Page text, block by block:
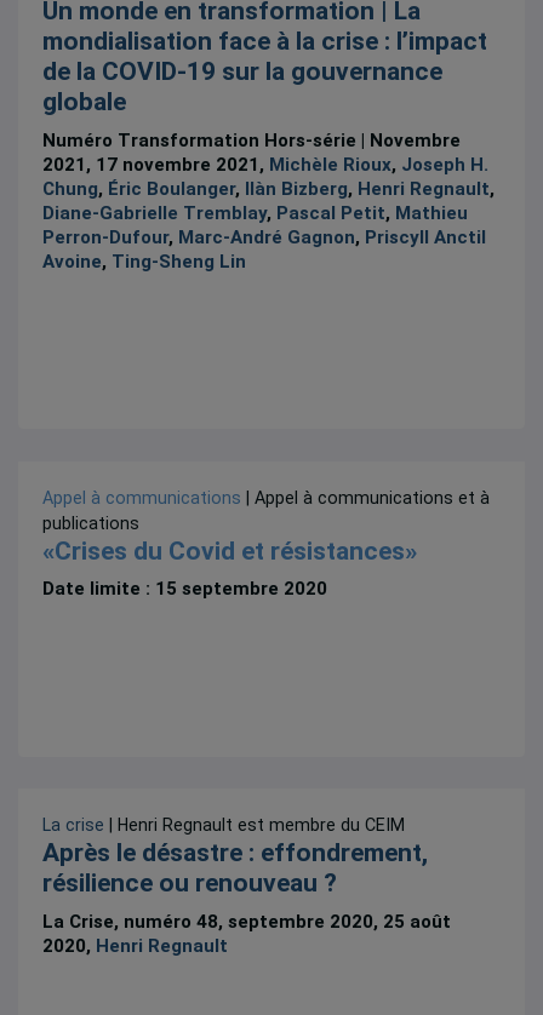
Un monde en transformation | La
mondialisation face à la crise : l’impact
de la COVID-19 sur la gouvernance
globale
Numéro Transformation Hors-série | Novembre
2021, 17 novembre 2021, Michèle Rioux, Joseph H.
Chung, Éric Boulanger, Ilàn Bizberg, Henri Regnault,
Diane-Gabrielle Tremblay, Pascal Petit, Mathieu
Perron-Dufour, Marc-André Gagnon, Priscyll Anctil
Avoine, Ting-Sheng Lin
Appel à communications | Appel à communications et à
publications
«Crises du Covid et résistances»
Date limite : 15 septembre 2020
La crise | Henri Regnault est membre du CEIM
Après le désastre : effondrement,
résilience ou renouveau ?
La Crise, numéro 48, septembre 2020, 25 août
2020, Henri Regnault